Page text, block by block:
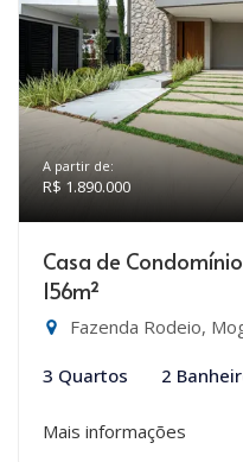
A partir de:
R$ 1.890.000
Casa de
156m²
Fazenda Rodeio,
3 Quartos 2
Mais informações